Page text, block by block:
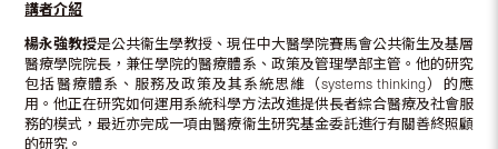
講者介紹
楊永強教授是公共衞生學教授、現任中大醫學院賽馬會公共衞生及基層
醫療學院院長，兼任學院的醫療體系、政策及管理學部主管。他的研究
包括醫療體系、服務及政策及其系統思維（systems thinking）的應
用。他正在研究如何運用系統科學方法改進提供長者綜合醫療及社會服
務的模式，最近亦完成一項由醫療衞生研究基金委託進行有關善終照顧
的研究。